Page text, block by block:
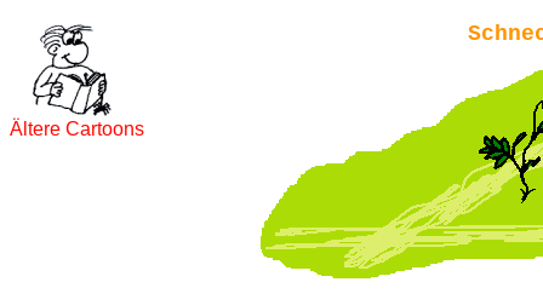
Ältere Cartoons